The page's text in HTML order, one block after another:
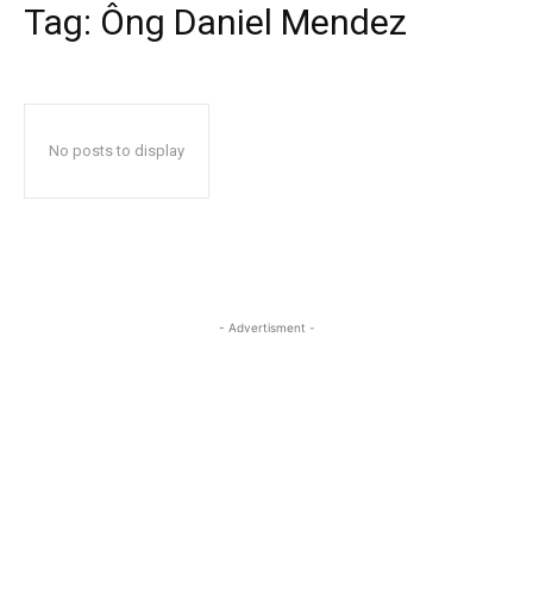
Tag: Ông Daniel Mendez
No posts to display
- Advertisment -